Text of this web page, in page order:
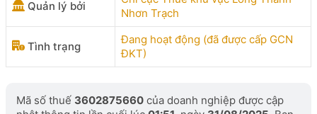
Quản lý bởi
Nhơn Trạch
Tình trạng
Đang hoạt động (đã được cấp GCN
ĐKT)
Mã số thuế 3602875660 của doanh nghiệp được cập